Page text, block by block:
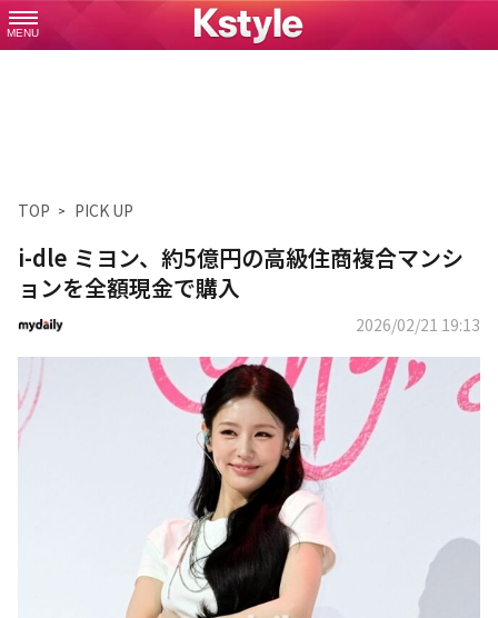
MENU
TOP PICK UP
i-dle ミヨン、約5億円の高級住商複合マンシ
ョンを全額現金で購入
2026/02/21 19:13